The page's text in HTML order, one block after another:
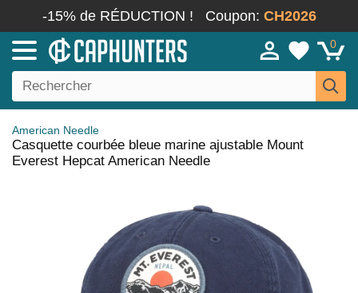
-15% de RÉDUCTION ! Coupon: CH2026
0
American Needle
Casquette courbée bleue marine ajustable Mount
Everest Hepcat American Needle